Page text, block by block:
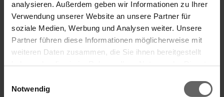
analysieren. Außerdem geben wir Informationen zu Ihrer
Verwendung unserer Website an unsere Partner für
soziale Medien, Werbung und Analysen weiter. Unsere
Partner führen diese Informationen möglicherweise mit
weiteren Daten zusammen, die Sie ihnen bereitgestellt
haben oder die sie im Rahmen Ihrer Nutzung der Dienste
Cookies, wenn Sie unsere Webseite weiterhin nutzen.
Notwendig
€ 24,99 Regulärer Preis:
€ 30,99 -19%
Wiegefläche 22x 17cm, Tragkraft 10 kg (1g-genau)
Fühlbaren Mosaikstruktur auf der Oberfläche